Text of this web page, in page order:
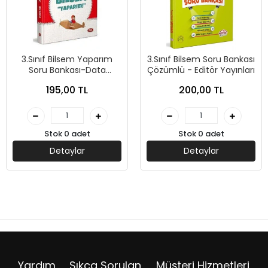
3.Sınıf Bilsem Yaparım
Soru Bankası-Data
195,00 TL
Stok 0 adet
Detaylar
3.Sınıf Bilsem Soru Bankası
Çözümlü - Editör Yayınları
200,00 TL
Stok 0 adet
Detaylar
Yardım
Sıkça Sorulan
Müşteri Hizmetleri